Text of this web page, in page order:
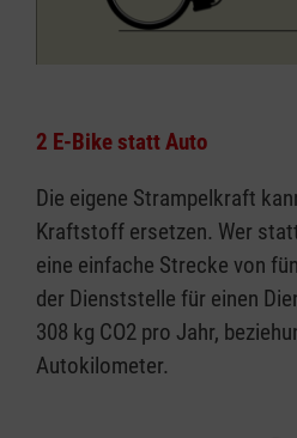
2 E-Bike statt Auto
Die eigene Strampelkraft
Kraftstoff ersetzen. Wer
eine einfache Strecke von
der Dienststelle für einen
308 kg CO2 pro Jahr,
Autokilometer.